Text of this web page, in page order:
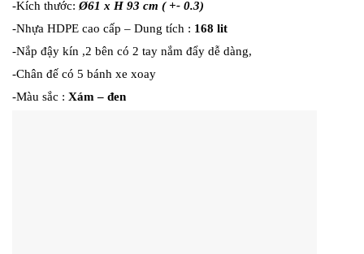
-Kích thước: Ø61 x H 93 cm ( +- 0.3)
-Nhựa HDPE cao cấp – Dung tích : 168 lit
-Nắp đậy kín ,2 bên có 2 tay nắm đẩy dễ dàng,
-Chân đế có 5 bánh xe xoay
-Màu sắc : Xám – đen